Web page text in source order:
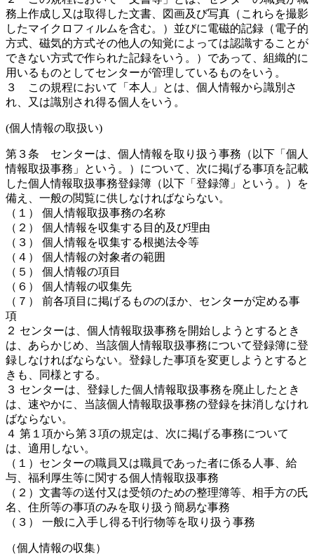
務上作成し又は取得した文書、図画及び写真（これらを撮影
したマイクロフィルムを含む。）並びに電磁的記録（電子的
方式、磁気的方式その他人の知覚によっては認識することが
できない方式で作られた記録をいう。）であって、組織的に
用いるものとしてセンターが管理しているものをいう。
３ この規程において「本人」とは、個人情報から識別さ
れ、又は識別され得る個人をいう。
(個人情報の取扱い)
第３条 センターは、個人情報を取り扱う事務（以下「個人
情報取扱事務」という。）について、次に掲げる事項を記載
した個人情報取扱事務登録簿（以下「登録簿」という。）を
備え、一般の閲覧に供しなければならない。
（１） 個人情報取扱事務の名称
（２） 個人情報を収集する目的及び理由
（３） 個人情報を収集する根拠法令等
（４） 個人情報の対象者の範囲
（５） 個人情報の項目
（６） 個人情報の収集先
（７） 前各項目に掲げるもののほか、センターが定める事
項
２ センターは、個人情報取扱事務を開始しようとするとき
は、あらかじめ、当該個人情報取扱事務について登録簿に登
録しなければならない。登録した事項を変更しようとすると
きも、同様とする。
３ センターは、登録した個人情報取扱事務を廃止したとき
は、速やかに、当該個人情報取扱事務の登録を抹消しなけれ
ばならない。
４ 第１項から第３項の規定は、次に掲げる事務について
は、適用しない。
（１）センターの職員又は職員であった者に係る人事、給
与、福利厚生等に関する個人情報取扱事務
（２）文書等の送付又は受領のための整理簿等、相手方の氏
名、住所等の事項のみを取り扱う簡易な事務
（３） 一般に入手し得る刊行物等を取り扱う事務
（個人情報の収集）